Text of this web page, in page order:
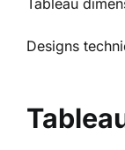
Tableau
Designs